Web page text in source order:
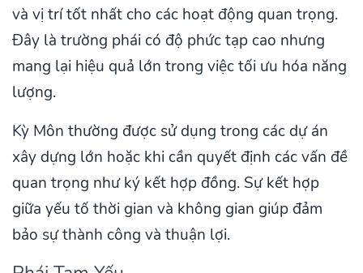
và vị trí tốt nhất cho các hoạt động quan trọng.
Đây là trường phái có độ phức tạp cao nhưng
mang lại hiệu quả lớn trong việc tối ưu hóa năng
lượng.
Kỳ Môn thường được sử dụng trong các dự án
xây dựng lớn hoặc khi cần quyết định các vấn đề
quan trọng như ký kết hợp đồng. Sự kết hợp
giữa yếu tố thời gian và không gian giúp đảm
bảo sự thành công và thuận lợi.